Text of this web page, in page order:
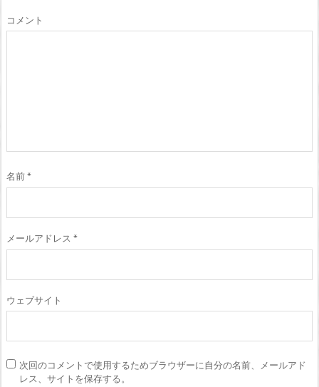
コメント
名前*
メールアドレス *
ウェブサイト
次回のコメントで使用するためブラウザーに自分の名前、メールアド
レス、サイトを保存する。